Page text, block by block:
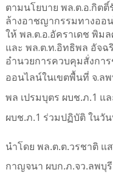
ตามนโยบาย พล.ต.อ.กิต
ล้างอาชญากรรมทางออ
ให้ พล.ต.อ.อัคราเดช พิม
และ พล.ต.ท.อิทธิพล อัจฉ
อำนวยการควบคุมสั่งกา
ออนไลน์ในเขตพื้นที่ จ.ล
พล เปรมบุตร ผบช.ภ.1 แ
ผบช.ภ.1 ร่วมปฏิบัติ ในวั
นำโดย พล.ต.ต.วรชาติ แ
กาญจนา ผบก.ภ.จว.ลพบุรี